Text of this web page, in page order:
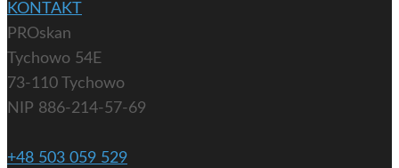
KONTAKT
PROskan
Tychowo 54E
73-110 Tychowo
NIP 886-214-57-69
+48 503 059 529